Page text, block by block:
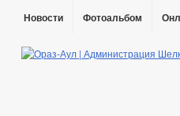
Новости Фотоальбом